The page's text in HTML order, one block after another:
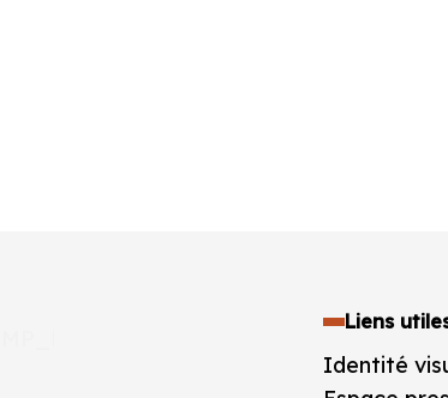
Liens
Identité